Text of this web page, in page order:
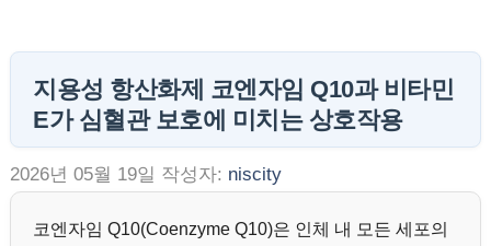
지용성 항산화제 코엔자임 Q10과 비타민
E가 심혈관 보호에 미치는 상호작용
2026년 05월 19일 작성자: niscity
코엔자임 Q10(Coenzyme Q10)은 인체 내 모든 세포의